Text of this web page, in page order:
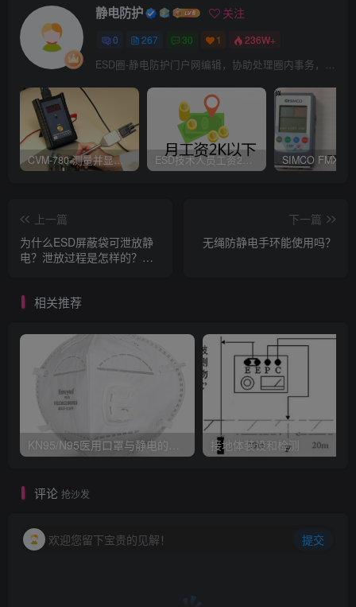
静电防护 关注
0 267 30 1 236W+
ESD圈-静电防护门户网编辑，协助处理圈内事务，宗旨：收集整理免费分享，欢迎各位业界朋友对每篇文章进行点评，以便大家共同学习在线讨论！
CVM-780 测量并显示实时静电压数据、操作说明 ESD技术人员工资2K以下，你相信吗？
上一篇
为什么ESD屏蔽袋可泄放静
电？泄放过程是怎样的？抗
下一篇
无绳防静电手环能使用吗？
相关推荐
KN95/N95医用口罩与静电的秘密关系 接地体装设和检测
评论 抢沙发
欢迎您留下宝贵的见解！ 提交